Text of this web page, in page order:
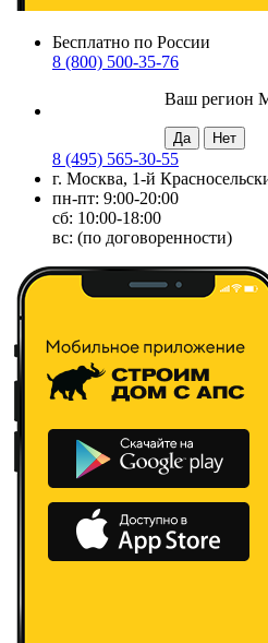
Бесплатно по России
8 (800) 500-35-76
Ваш регион
8 (495) 565-30-55
г. Москва, 1-й
пн-пт: 9:00-20:00
сб: 10:00-18:00
вс: (по договоренности)